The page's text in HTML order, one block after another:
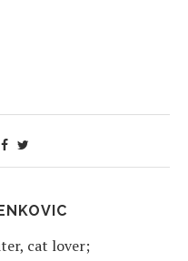
cat lover;